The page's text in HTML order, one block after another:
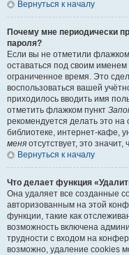
Вернуться к началу
Почему мне периодически
пароля?
Если вы не отметили
оставаться под своим
ограниченное время. Это
воспользоваться вашей
приходилось вводить имя
отметить флажком пункт
рекомендуется делать это
библиотеке, интернет-кафе,
меня отсутствует, это
Вернуться к началу
Что делает функция
Она удаляет все созданные
авторизованным на этой
функции, такие как
возможность включена
трудности с входом на
возможно, удаление cookies